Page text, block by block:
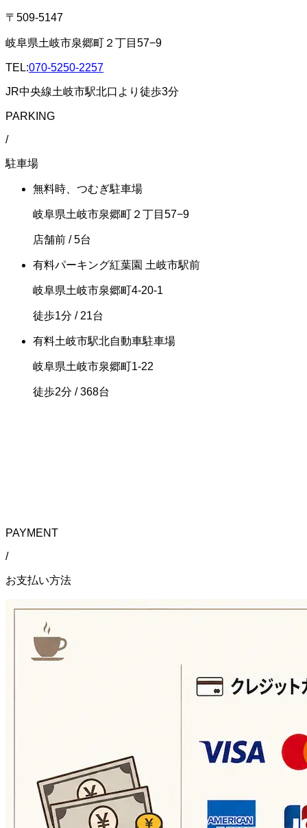
〒509-5147
岐阜県土岐市泉郷町２丁目57−9
TEL:070-5250-2257
JR中央線土岐市駅北口より徒歩3分
PARKING
/
駐車場
無料時、つむぎ駐車場
岐阜県土岐市泉郷町２丁目57−9
店舗前 / 5台
有料パーキング紅葉園 土岐市駅前
岐阜県土岐市泉郷町4-20-1
徒歩1分 / 21台
有料土岐市駅北自動車駐車場
岐阜県土岐市泉郷町1-22
徒歩2分 / 368台
PAYMENT
/
お支払い方法